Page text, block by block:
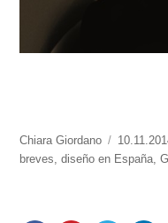
https://www.experimenta.es/
giordano/
Chiara Giordano
Publicado
el
breves ,diseño en España ,